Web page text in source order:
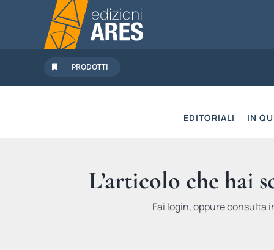
contenuto
PRODOTTI
EDITORIALI IN
L’articolo che hai
Fai login, oppure consulta